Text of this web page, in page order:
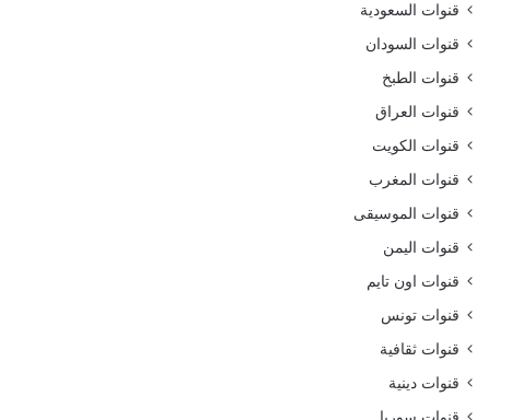
قنوات السعودية
قنوات السودان
قنوات الطبخ
قنوات العراق
قنوات الكويت
قنوات المغرب
قنوات الموسيقى
قنوات اليمن
قنوات اون تايم
قنوات تونس
قنوات ثقافية
قنوات دينية